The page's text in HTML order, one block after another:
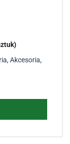
,Akcesoria,